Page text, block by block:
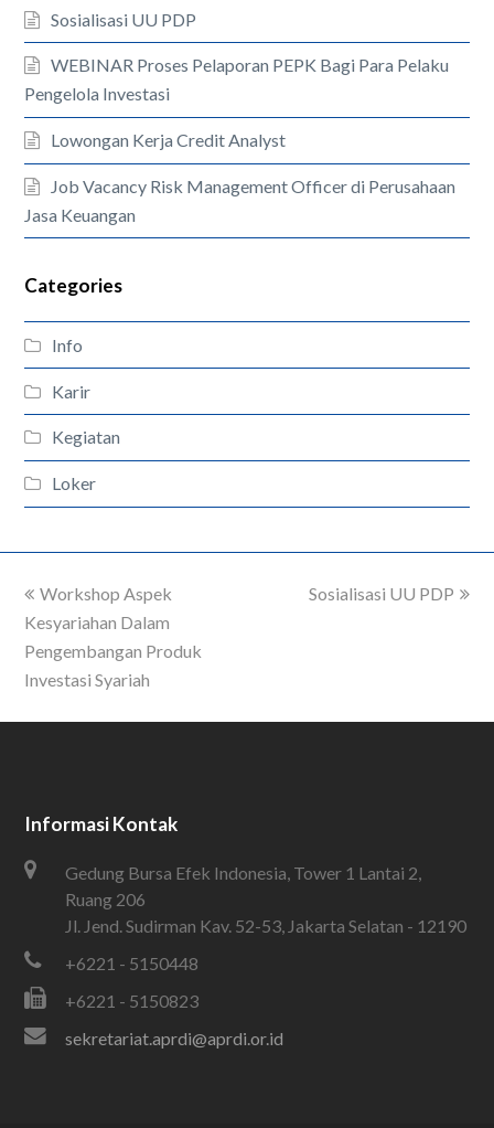
Sosialisasi UU PDP
WEBINAR Proses Pelaporan PEPK Bagi Para Pelaku
Pengelola Investasi
Lowongan Kerja Credit Analyst
Job Vacancy Risk Management Officer di Perusahaan
Jasa Keuangan
Categories
Info
Karir
Kegiatan
Loker
previous
post:
Workshop Aspek
Kesyariahan Dalam
Pengembangan Produk
Investasi Syariah
next
Sosialisasi UU PDP
Informasi Kontak
Gedung Bursa Efek Indonesia, Tower 1 Lantai 2,
Ruang 206
Jl. Jend. Sudirman Kav. 52-53, Jakarta Selatan - 12190
+6221 - 5150448
+6221 - 5150823
sekretariat.aprdi@aprdi.or.id